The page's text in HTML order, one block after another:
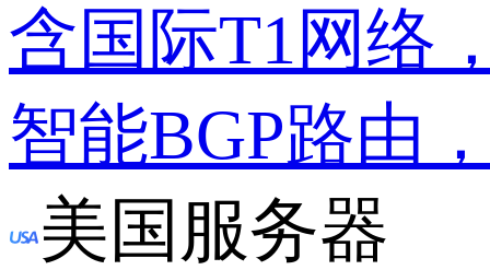
含国际T1网络
智能BGP路由
美国服务器